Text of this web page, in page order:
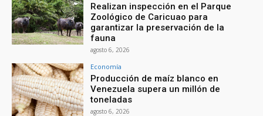
Realizan inspección en el Parque
Zoológico de Caricuao para
garantizar la preservación de la
fauna
agosto 6, 2026
Economía
Producción de maíz blanco en
Venezuela supera un millón de
toneladas
agosto 6, 2026